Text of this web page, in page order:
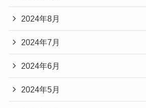
2024年8月
2024年7月
2024年6月
2024年5月